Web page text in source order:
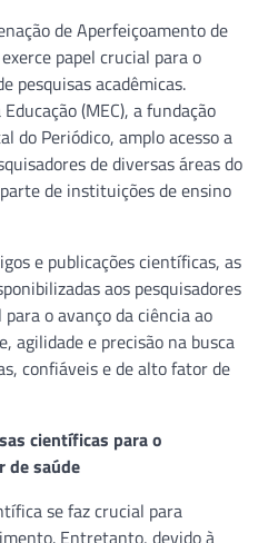
de Aperfeiçoamento de
papel crucial para o
pesquisas acadêmicas.
(MEC), a fundação
do Periódico, amplo acesso a
de diversas áreas do
de instituições de ensino
e publicações científicas, as
aos pesquisadores
o avanço da ciência ao
agilidade e precisão na busca
confiáveis e de alto fator de
científicas para o
de saúde
se faz crucial para
Entretanto, devido à